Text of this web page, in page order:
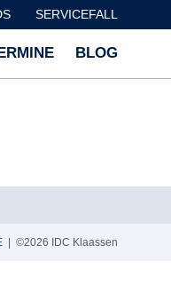
SERVICEFALL
BLOG
| ©2026 IDC Klaassen